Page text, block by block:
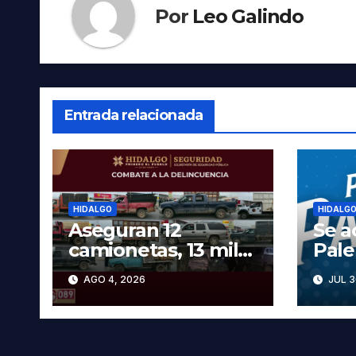
Por Leo Galindo
Entrada relacionada
HIDALGO
Aseguran 12
camionetas, 13 mil
600 litros de
hidrocarburo y dos
vehículos robados
AGO 4, 2026
HIDALGO
Se
las
JUL